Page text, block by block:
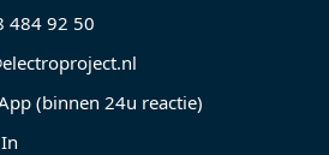
484 92 50
(binnen 24u reactie)